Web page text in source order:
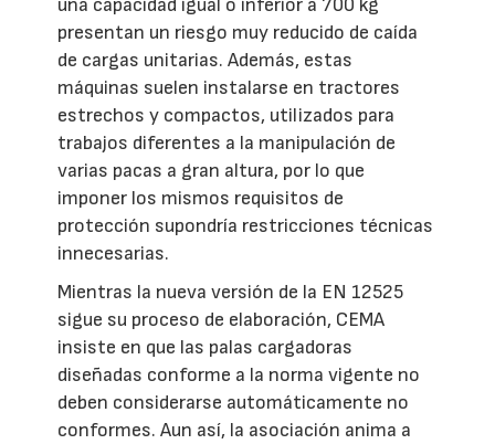
una capacidad igual o inferior a 700 kg
presentan un riesgo muy reducido de caída
de cargas unitarias. Además, estas
máquinas suelen instalarse en tractores
estrechos y compactos, utilizados para
trabajos diferentes a la manipulación de
varias pacas a gran altura, por lo que
imponer los mismos requisitos de
protección supondría restricciones técnicas
innecesarias.
Mientras la nueva versión de la EN 12525
sigue su proceso de elaboración, CEMA
insiste en que las palas cargadoras
diseñadas conforme a la norma vigente no
deben considerarse automáticamente no
conformes. Aun así, la asociación anima a